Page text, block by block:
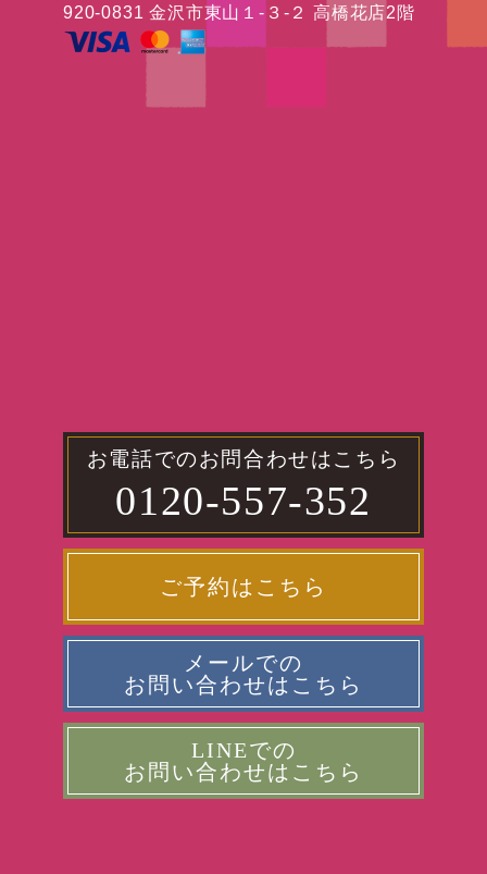
920-0831 金沢市東山１-３-２ 高橋花店2階
お電話でのお問合わせはこちら
0120-557-352
ご予約はこちら
メールでの
お問い合わせはこちら
LINEでの
お問い合わせはこちら